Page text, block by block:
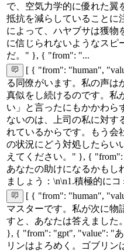
で、空気力学的に優れた翼
抵抗を減らしていることに
によって、ハヤブサは獲物
に信じられないようなスピ
だ。" }, { "from": "...
[ { "from": "human",
る同僚がいます。私の声は
真似をし続けるのです。私
い」と言ったにもかかわら
ないのは、上司の私に対す
れているからです。もう会
の状況にどう対処したらい
えてください。" }, { "from":
あなたの助けになるかもし
ましょう：\n\n1.積極的に
[ { "from": "human",
マスターです。私が次に物
すと、あなたは答えました
}, { "from": "gpt", "value": "
リンはよろめく。ゴブリン